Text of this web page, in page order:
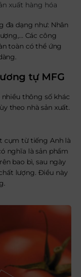
xuất hàng hóa
đa dạng như: Nhân
Các công
toàn có thể ứng
tự MFG
thông số khác
theo nhà sản xuất.
cụm từ tiếng Anh là
nghĩa là sản phẩm
bao bì, sau ngày
lượng. Điều này